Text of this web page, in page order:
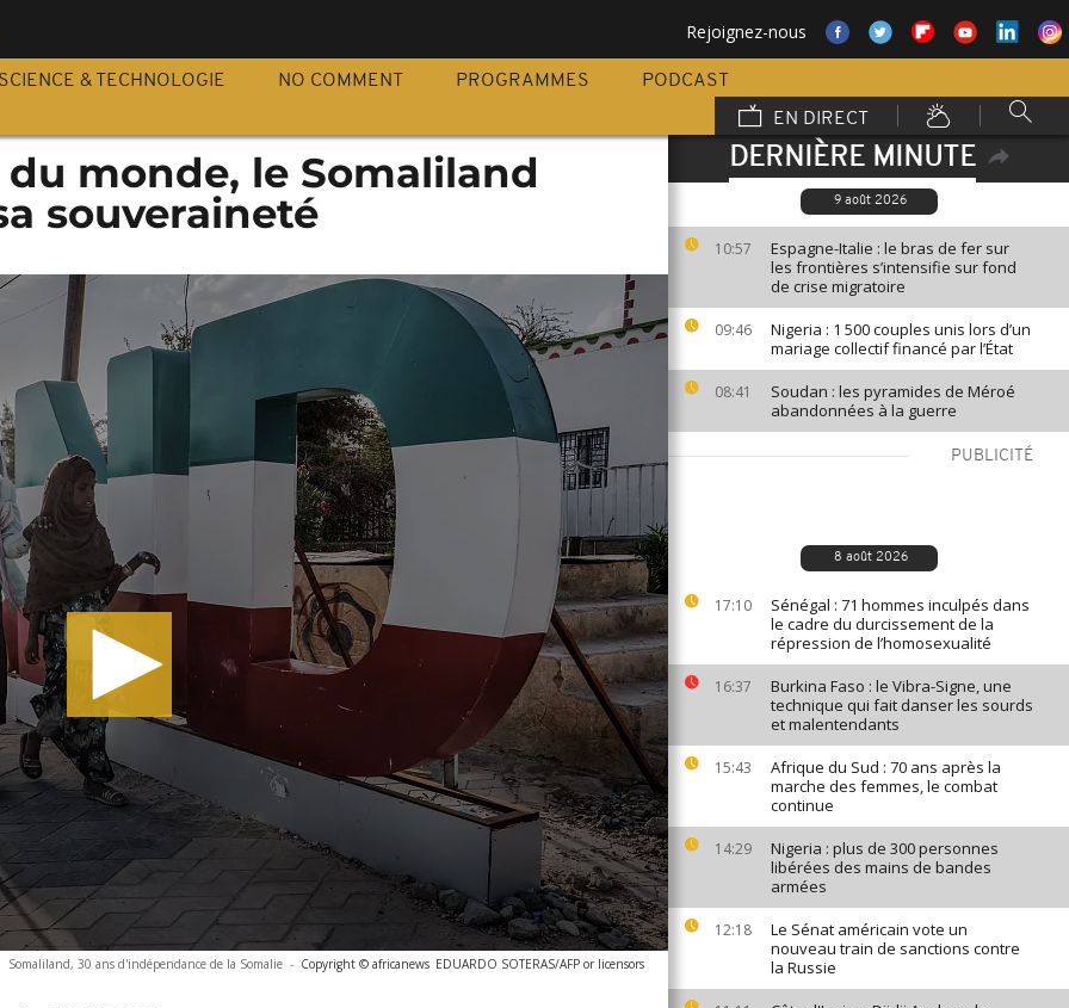
Rejoignez-nous
SCIENCE & TECHNOLOGIE NO COMMENT PROGRAMMES
PODCAST
EN DIRECT
DERNIÈRE MINUTE
9 août 2026
10:57
Espagne-Italie : le bras de fer sur
les frontières s’intensifie sur fond
de crise migratoire
09:46
Nigeria : 1 500 couples unis lors d’un
mariage collectif financé par l’État
08:41
Soudan : les pyramides de Méroé
abandonnées à la guerre
PUBLICITÉ
8 août 2026
17:10
Sénégal : 71 hommes inculpés dans
le cadre du durcissement de la
répression de l’homosexualité
16:37
Burkina Faso : le Vibra-Signe, une
technique qui fait danser les sourds
et malentendants
15:43
Afrique du Sud : 70 ans après la
marche des femmes, le combat
continue
14:29
Nigeria : plus de 300 personnes
libérées des mains de bandes
armées
12:18
Le Sénat américain vote un
nouveau train de sanctions contre
la Russie
monde, le Somaliland
souveraineté
Somaliland, 30 ans d'indépendance de la Somalie - Copyright © africanews EDUARDO SOTERAS/AFP or licensors